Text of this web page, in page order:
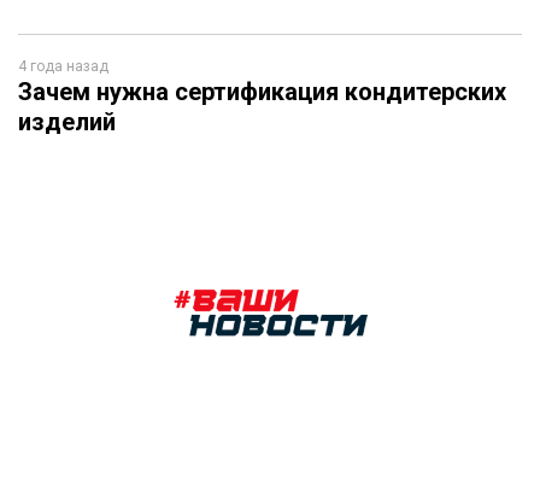
4 года назад
Зачем нужна сертификация кондитерских
изделий